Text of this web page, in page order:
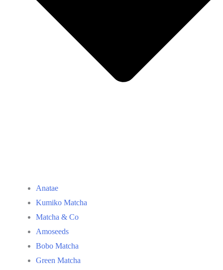
Anatae
Kumiko Matcha
Matcha & Co
Amoseeds
Bobo Matcha
Green Matcha